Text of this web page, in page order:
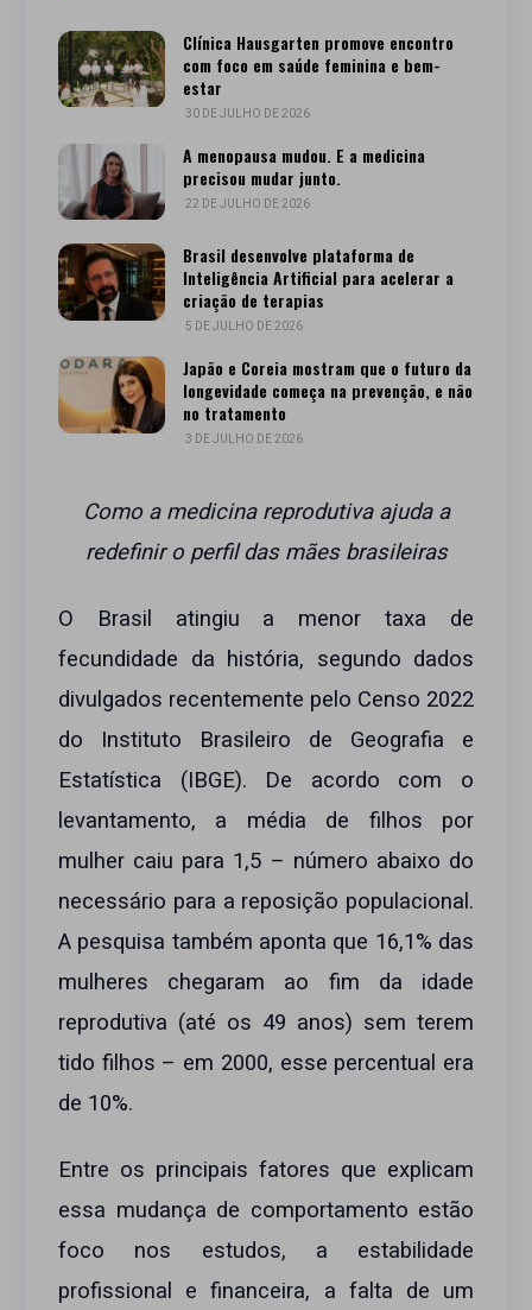
Clínica Hausgarten promove encontro
com foco em saúde feminina e bem-
estar
30 DE JULHO DE 2026
A menopausa mudou. E a medicina
precisou mudar junto.
22 DE JULHO DE 2026
Brasil desenvolve plataforma de
Inteligência Artificial para acelerar a
criação de terapias
5 DE JULHO DE 2026
Japão e Coreia mostram que o futuro da
longevidade começa na prevenção, e não
no tratamento
3 DE JULHO DE 2026
Como a medicina reprodutiva ajuda a
redefinir o perfil das mães brasileiras
O Brasil atingiu a menor taxa de
fecundidade da história, segundo dados
divulgados recentemente pelo Censo 2022
do Instituto Brasileiro de Geografia e
Estatística (IBGE). De acordo com o
levantamento, a média de filhos por
mulher caiu para 1,5 – número abaixo do
necessário para a reposição populacional.
A pesquisa também aponta que 16,1% das
mulheres chegaram ao fim da idade
reprodutiva (até os 49 anos) sem terem
tido filhos – em 2000, esse percentual era
de 10%.
Entre os principais fatores que explicam
essa mudança de comportamento estão
foco nos estudos, a estabilidade
profissional e financeira, a falta de um